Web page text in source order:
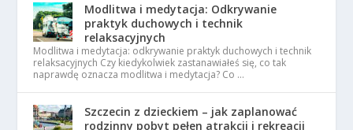
Modlitwa i medytacja: Odkrywanie
praktyk duchowych i technik
relaksacyjnych
Modlitwa i medytacja: odkrywanie praktyk duchowych i technik
relaksacyjnych Czy kiedykolwiek zastanawiałeś się, co tak
naprawdę oznacza modlitwa i medytacja? Co …
Szczecin z dzieckiem – jak zaplanować
rodzinny pobyt pełen atrakcji i rekreacji